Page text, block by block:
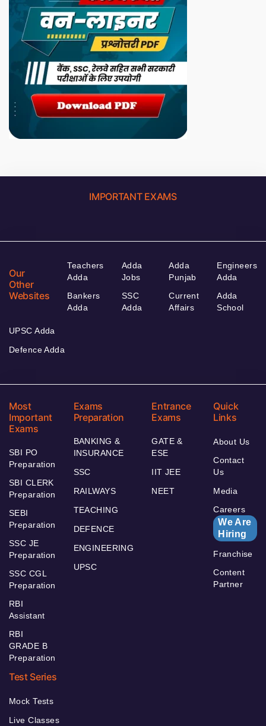
IMPORTANT EXAMS
Our
Other
Websites
Teachers
Adda
Bankers
Adda
Adda
Jobs
SSC
Adda
Adda
Punjab
Current
Affairs
Engineers
Adda
Adda
School
UPSC Adda
Defence Adda
Most
Important
Exams
SBI PO
Preparation
SBI CLERK
Preparation
SEBI
Preparation
SSC JE
Preparation
SSC CGL
Preparation
RBI
Assistant
RBI
GRADE B
Preparation
Exams
Preparation
BANKING &
INSURANCE
SSC
RAILWAYS
TEACHING
DEFENCE
ENGINEERING
UPSC
Entrance
Exams
GATE &
ESE
IIT JEE
NEET
Quick
Links
About Us
Contact
Us
Media
Careers
We Are
Hiring
Franchise
Content
Partner
Test Series
Mock Tests
Live Classes